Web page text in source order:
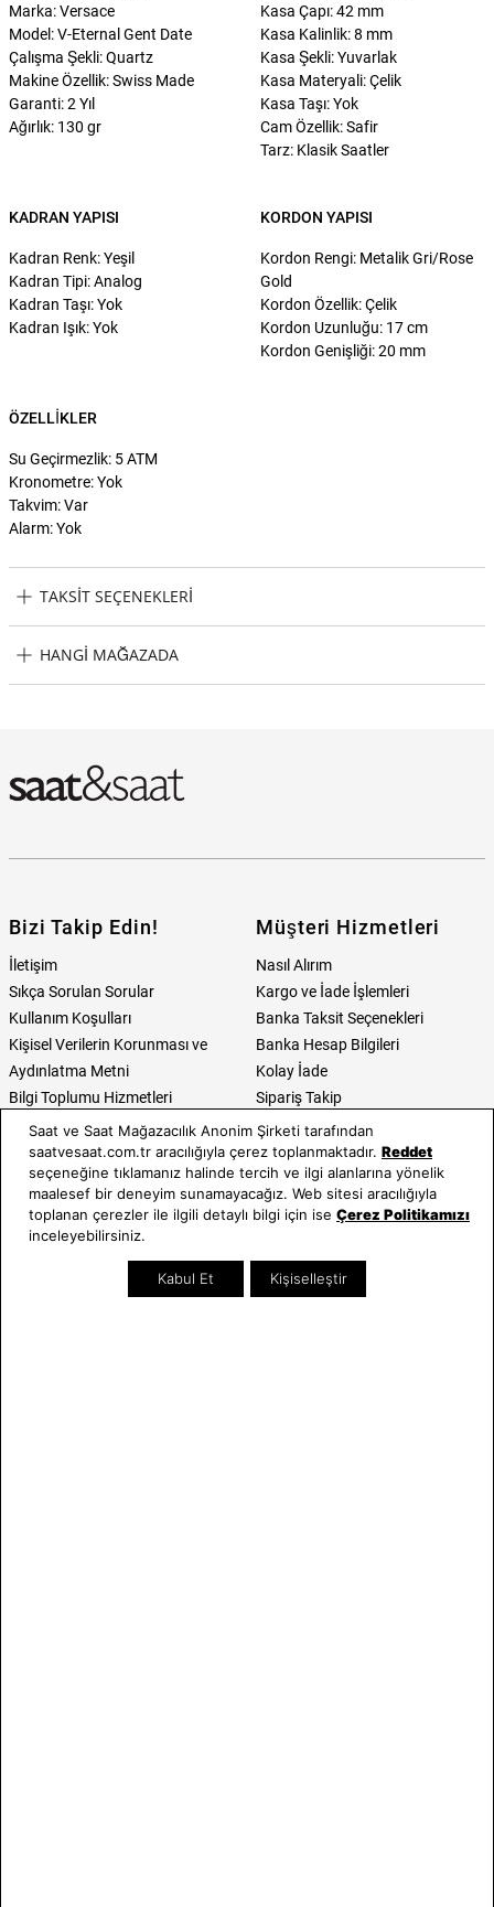
Marka: Versace
Model: V-Eternal Gent Date
Çalışma Şekli: Quartz
Makine Özellik: Swiss Made
Garanti: 2 Yıl
Ağırlık: 130 gr
Kasa Çapı: 42 mm
Kasa Kalinlik: 8 mm
Kasa Şekli: Yuvarlak
Kasa Materyali: Çelik
Kasa Taşı: Yok
Cam Özellik: Safir
Tarz: Klasik Saatler
KADRAN YAPISI
Kadran Renk: Yeşil
Kadran Tipi: Analog
Kadran Taşı: Yok
Kadran Işık: Yok
KORDON YAPISI
Kordon Rengi: Metalik Gri/Rose
Gold
Kordon Özellik: Çelik
Kordon Uzunluğu: 17 cm
Kordon Genişliği: 20 mm
ÖZELLIKLER
Su Geçirmezlik: 5 ATM
Kronometre: Yok
Takvim: Var
Alarm: Yok
TAKSIT SEÇENEKLERI
HANGI MAĞAZADA
Bizi Takip Edin!
İletişim
Sıkça Sorulan Sorular
Kullanım Koşulları
Kişisel Verilerin Korunması ve
Aydınlatma Metni
Bilgi Toplumu Hizmetleri
Müşteri Hizmetleri
Nasıl Alırım
Kargo ve İade İşlemleri
Banka Taksit Seçenekleri
Banka Hesap Bilgileri
Kolay İade
Sipariş Takip
Hediye Kartı Sorgula
E-Garanti ve E-Fatura
Kullanım Kılavuzları
Saat ve Saat Kategoriler
Erkek Saat
Kadın Saat
Saat ve Saat Mağazacılık Anonim Şirketi tarafından
saatvesaat.com.tr aracılığıyla çerez toplanmaktadır. Reddet
seçeneğine tıklamanız halinde tercih ve ilgi alanlarına yönelik
maalesef bir deneyim sunamayacağız. Web sitesi aracılığıyla
toplanan çerezler ile ilgili detaylı bilgi için ise Çerez Politikamızı
inceleyebilirsiniz.
Kabul Et Kişiselleştir